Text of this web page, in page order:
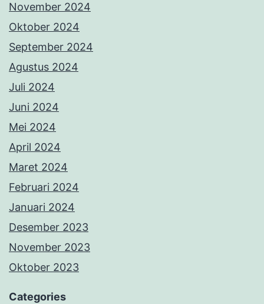
November 2024
Oktober 2024
September 2024
Agustus 2024
Juli 2024
Juni 2024
Mei 2024
April 2024
Maret 2024
Februari 2024
Januari 2024
Desember 2023
November 2023
Oktober 2023
Categories